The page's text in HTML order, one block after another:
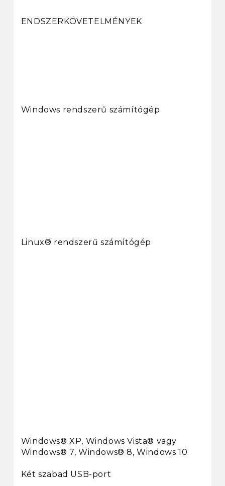
ENDSZERKÖVETELMÉNYEK
Windows rendszerű számítógép
Linux® rendszerű számítógép
Windows® XP, Windows Vista® vagy
Windows® 7, Windows® 8, Windows 10
Két szabad USB-port